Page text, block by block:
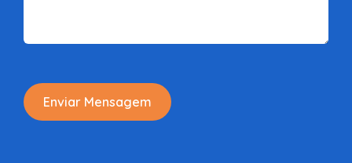
Enviar Mensagem